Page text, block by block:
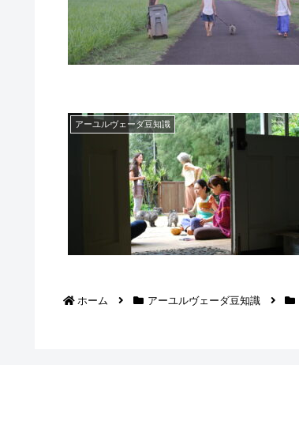
アーユルヴェーダ豆知識
ホーム アーユルヴェーダ豆知識